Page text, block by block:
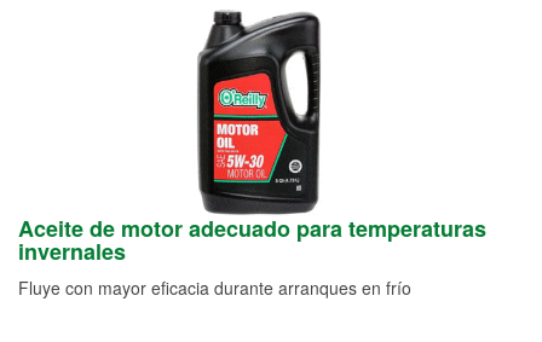
Aceite de motor adecuado para temperaturas
invernales
Fluye con mayor eficacia durante arranques en frío